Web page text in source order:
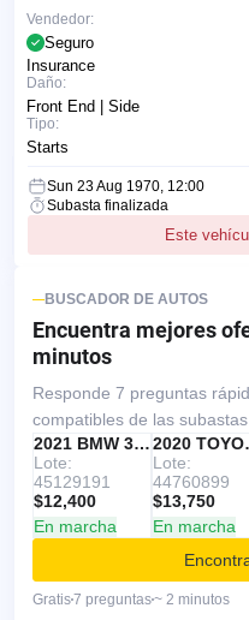
Vendedor:
Seguro
Insurance
Daño:
Front End | Side
Tipo:
Starts
Sun 23 Aug 1970, 12:00
Subasta finalizada
Este
BUSCADOR DE AUTOS
Encuentra mejores
minutos
Responde 7 preguntas
compatibles de las subastas
IAAI
RECOMENDADO
2021 BMW 330I
Lote:
45129191
$12,400
En marcha
IAAI
Lote:
44760899
$13,750
En marcha
Gratis7 preguntas~ 2 minutos